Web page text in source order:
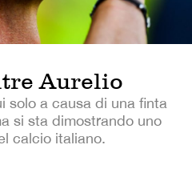
Aurelio
solo a causa di una finta
si sta dimostrando uno
calcio italiano.